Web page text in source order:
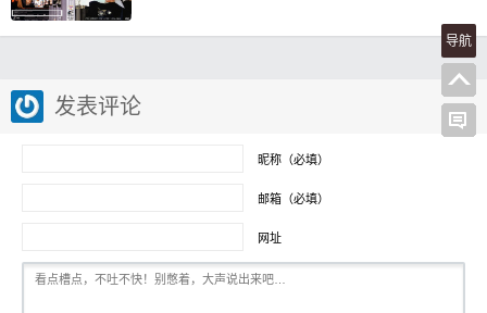
发表评论
昵称（必填）
邮箱（必填）
网址
导航